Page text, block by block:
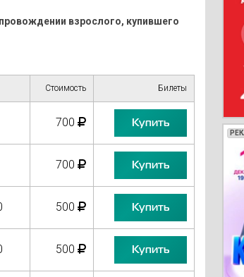
взрослого, купившего
Стоимость Билеты
700 Купить
700 Купить
500 Купить
500 Купить